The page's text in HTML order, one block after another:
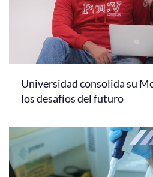
Universidad consolida su
los desafíos del futuro